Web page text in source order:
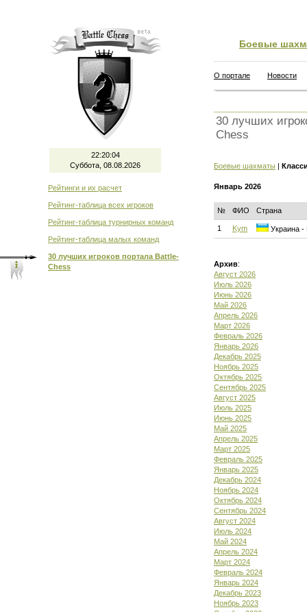
22:20:05
Суббота, 08.08.2026
Рейтинги и их расчет
Рейтинг-таблица всех игроков
Рейтинг-таблица турнирных команд
Рейтинг-таблица малых команд
30 лучших игроков портала Battle-
Chess
Боевые
О портале Новости
30 лучших
Chess
Боевые шахматы |
Январь 2026
№ ФИО Страна
1 Kym Украина -
Архив:
Август 2026
Июль 2026
Июнь 2026
Май 2026
Апрель 2026
Март 2026
Февраль 2026
Январь 2026
Декабрь 2025
Ноябрь 2025
Октябрь 2025
Сентябрь 2025
Август 2025
Июль 2025
Июнь 2025
Май 2025
Апрель 2025
Март 2025
Февраль 2025
Январь 2025
Декабрь 2024
Ноябрь 2024
Октябрь 2024
Сентябрь 2024
Август 2024
Июль 2024
Май 2024
Апрель 2024
Март 2024
Февраль 2024
Январь 2024
Декабрь 2023
Ноябрь 2023